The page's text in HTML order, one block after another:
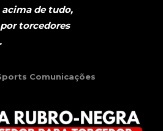
acima de tudo,
torcedores
Comunicações